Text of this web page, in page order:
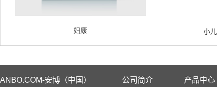
妇康 小
ANBO.COM-安博（中国） 公司简介 产品中心